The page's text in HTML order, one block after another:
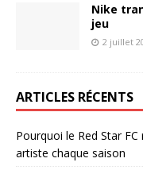
Nike
jeu
2 juillet
ARTICLES RÉCENTS
Pourquoi le Red Star
artiste chaque saison